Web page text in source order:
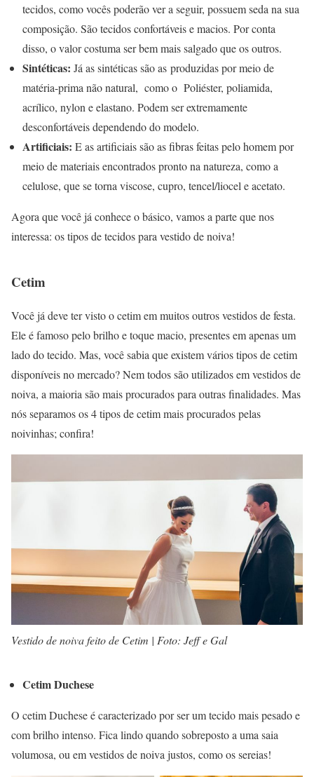
tecidos, como vocês poderão ver a seguir, possuem seda na sua
composição. São tecidos confortáveis e macios. Por conta
disso, o valor costuma ser bem mais salgado que os outros.
Sintéticas: Já as sintéticas são as produzidas por meio de
matéria-prima não natural, como o Poliéster, poliamida,
acrílico, nylon e elastano. Podem ser extremamente
desconfortáveis dependendo do modelo.
Artificiais: E as artificiais são as fibras feitas pelo homem por
meio de materiais encontrados pronto na natureza, como a
celulose, que se torna viscose, cupro, tencel/liocel e acetato.
Agora que você já conhece o básico, vamos a parte que nos
interessa: os tipos de tecidos para vestido de noiva!
Cetim
Você já deve ter visto o cetim em muitos outros vestidos de festa.
Ele é famoso pelo brilho e toque macio, presentes em apenas um
lado do tecido. Mas, você sabia que existem vários tipos de cetim
disponíveis no mercado? Nem todos são utilizados em vestidos de
noiva, a maioria são mais procurados para outras finalidades. Mas
nós separamos os 4 tipos de cetim mais procurados pelas
noivinhas; confira!
Vestido de noiva feito de Cetim | Foto: Jeff e Gal
Cetim Duchese
O cetim Duchese é caracterizado por ser um tecido mais pesado e
com brilho intenso. Fica lindo quando sobreposto a uma saia
volumosa, ou em vestidos de noiva justos, como os sereias!